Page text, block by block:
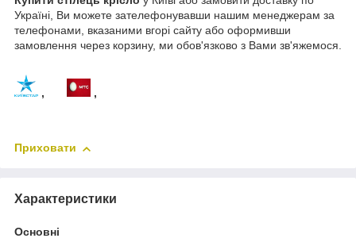
Україні, Ви можете зателефонувавши нашим менеджерам за
телефонами, вказаними вгорі сайту або оформивши
замовлення через корзину, ми обов'язково з Вами зв'яжемося.
, ,
Приховати
Характеристики
Основні